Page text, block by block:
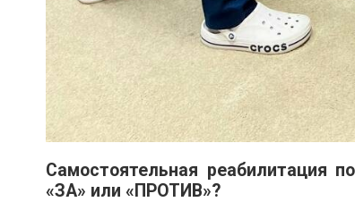
Самостоятельная реабилитация
«ЗА» или «ПРОТИВ»?